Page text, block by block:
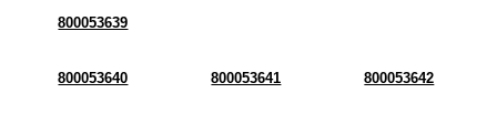
800053639
800053640 800053641 800053642